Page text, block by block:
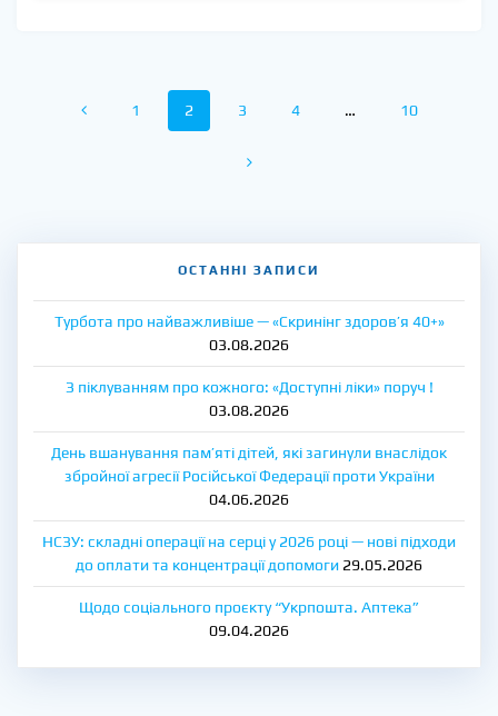
navigation
Page
1 Page
2 Page
3 Page
4 … Page
10
ОСТАННІ ЗАПИСИ
Турбота про найважливіше — «Скринінг здоров’я 40+»
03.08.2026
З піклуванням про кожного: «Доступні ліки» поруч !
03.08.2026
День вшанування пам’яті дітей, які загинули внаслідок
збройної агресії Російської Федерації проти України
04.06.2026
НСЗУ: складні операції на серці у 2026 році — нові підходи
до оплати та концентрації допомоги 29.05.2026
Щодо соціального проєкту “Укрпошта. Аптека”
09.04.2026